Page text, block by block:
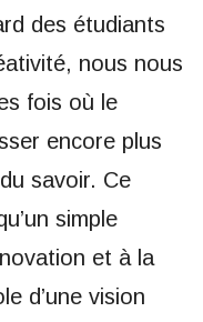
des étudiants
nous nous
fois où le
encore plus
savoir. Ce
simple
et à la
d’une vision